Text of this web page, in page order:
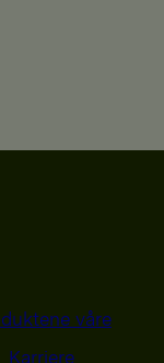
våre
Karriere